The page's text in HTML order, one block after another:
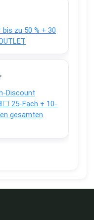
bis zu 50 % + 30
Discount
25-Fach + 10-
gesamten